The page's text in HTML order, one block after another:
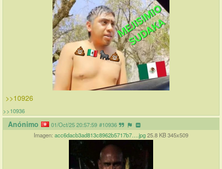
>>10926
>>10936
Anónimo 01/Oct/25 20:57:59 #10936
Imagen: acc6dacb3ad813c8962b5717b7….jpg25.8 KB 345x509